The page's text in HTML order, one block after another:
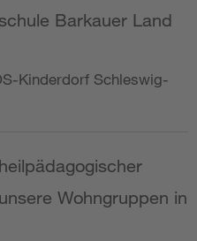
Barkauer Land
Kinderdorf Schleswig-
Wohngruppen in